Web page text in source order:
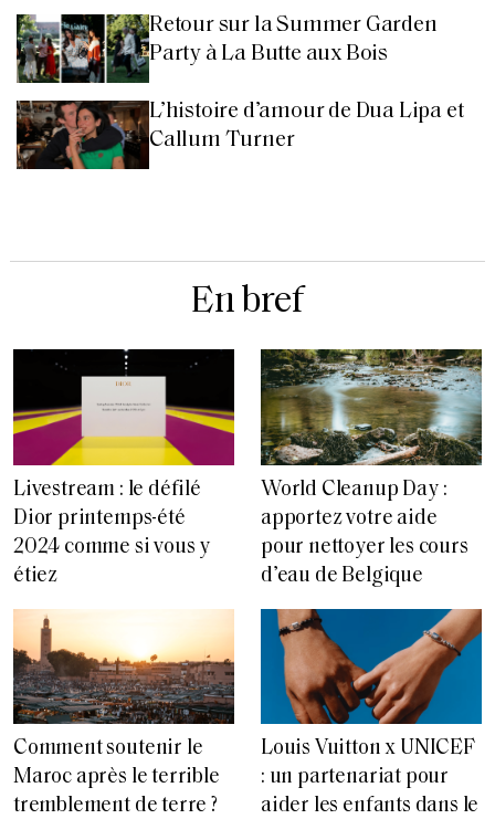
Retour sur la Summer Garden
Party à La Butte aux Bois
L’histoire d’amour de Dua Lipa et
Callum Turner
En bref
Livestream : le défilé
Dior printemps-été
2024 comme si vous y
étiez
World Cleanup Day :
apportez votre aide
pour nettoyer les cours
d’eau de Belgique
Comment soutenir le
Maroc après le terrible
tremblement de terre ?
Louis Vuitton x UNICEF
: un partenariat pour
aider les enfants dans le